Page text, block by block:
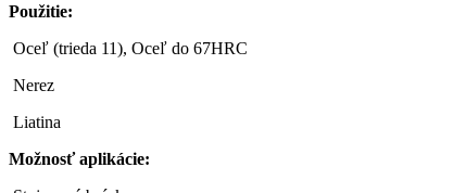
Použitie:
Oceľ (trieda 11), Oceľ do 67HRC
Nerez
Liatina
Možnosť aplikácie: